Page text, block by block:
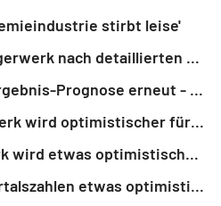
stirbt leise'
AKTIE IM FOKUS: Drägerwerk nach detaillierten Zahlen kurz vor Corona-Hoch
Drägerwerk erhöht Ergebnis-Prognose erneut - weitere Zollrückerstattungen
ROUNDUP 2: Drägerwerk wird optimistischer für 2026 - Aktie gibt dennoch nach
ROUNDUP: Drägerwerk wird etwas optimistischer für 2026 - Aktie legt zu
Drägerwerk nach Quartalszahlen etwas optimistischer für 2026 - Aktie legt zu